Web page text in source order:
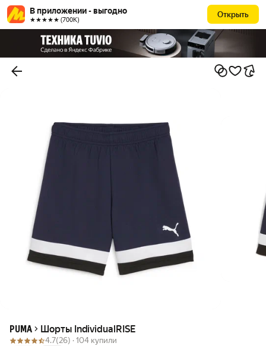
В приложении - выгодно
★★★★★ (700К)
Открыть
PUMA Шорты IndividualRISE
4.7(26) · 104 купили